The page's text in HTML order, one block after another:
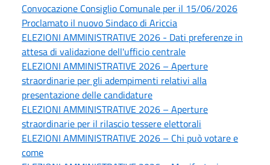
Convocazione Consiglio Comunale per il 15/06/2026
Proclamato il nuovo Sindaco di Ariccia
ELEZIONI AMMINISTRATIVE 2026 - Dati preferenze in
attesa di validazione dell'ufficio centrale
ELEZIONI AMMINISTRATIVE 2026 – Aperture
straordinarie per gli adempimenti relativi alla
presentazione delle candidature
ELEZIONI AMMINISTRATIVE 2026 – Aperture
straordinarie per il rilascio tessere elettorali
ELEZIONI AMMINISTRATIVE 2026 – Chi può votare e
come